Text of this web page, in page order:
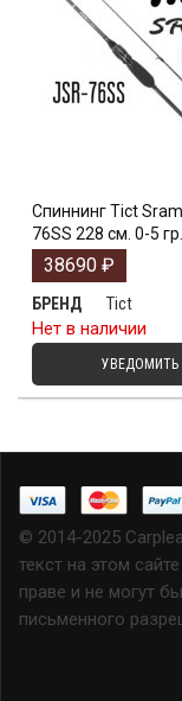
Спиннинг Tict
76SS 228 см. 0-5 гр.
38690 ₽
БРЕНД
Tict
Нет в наличии
УВЕДОМИТЬ
© 2014-2025
текст на этом
праве и не могут
письменного